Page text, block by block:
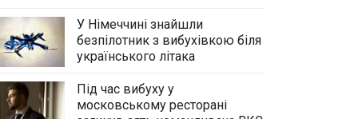
У Німеччині знайшли
безпілотник з вибухівкою біля
українського літака
Під час вибуху у
московському ресторані